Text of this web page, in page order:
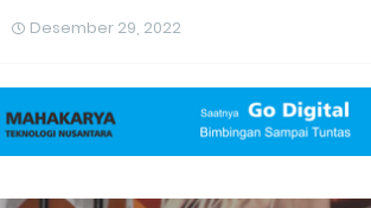
Desember 29, 2022